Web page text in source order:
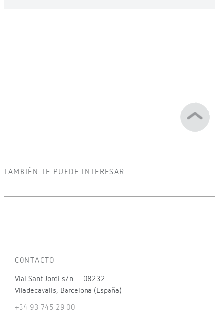
TAMBIÉN TE PUEDE INTERESAR
CONTACTO
Vial Sant Jordi s/n – 08232
Viladecavalls, Barcelona (España)
+34 93 745 29 00